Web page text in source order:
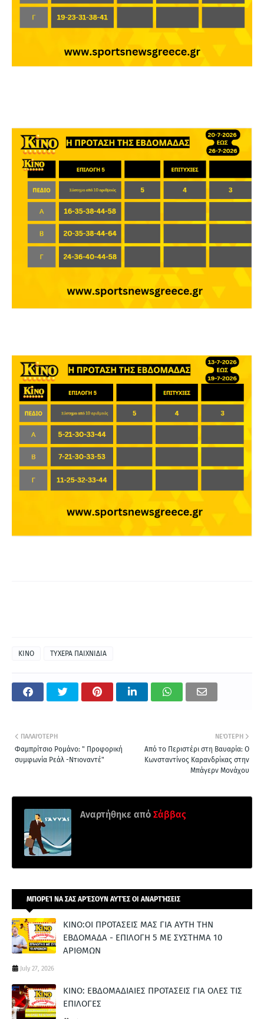
ΚΙΝΟ ΤΥΧΕΡΑ ΠΑΙΧΝΙΔΙΑ
ΝΕΌΤΕΡΗ
Από το Περιστέρι στη Βαυαρία: O
Κωνσταντίνος Καρανδρίκας στην
Μπάγερν Μονάχου
ΠΑΛΑΙΌΤΕΡΗ
Φαμπρίτσιο Ρομάνο: " Προφορική
συμφωνία Ρεάλ -Ντιοναντέ"
Αναρτήθηκε από Σάββας
ΜΠΟΡΕΊ ΝΑ ΣΑΣ ΑΡΈΣΟΥΝ ΑΥΤΈΣ ΟΙ ΑΝΑΡΤΉΣΕΙΣ
ΚΙΝΟ:ΟΙ ΠΡΟΤΑΣΕΙΣ ΜΑΣ ΓΙΑ ΑΥΤΗ ΤΗΝ
ΕΒΔΟΜΑΔΑ - ΕΠΙΛΟΓΗ 5 ΜΕ ΣΥΣΤΗΜΑ 10
ΑΡΙΘΜΩΝ
July 27, 2026
ΚΙΝΟ: ΕΒΔΟΜΑΔΙΑΙΕΣ ΠΡΟΤΑΣΕΙΣ ΓΙΑ ΟΛΕΣ ΤΙΣ
ΕΠΙΛΟΓΕΣ